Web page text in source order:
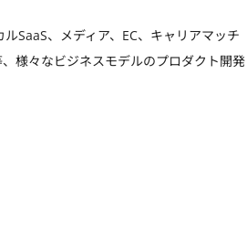
SaaS、メディア、EC、キャリアマッチ
様々なビジネスモデルのプロダクト開発